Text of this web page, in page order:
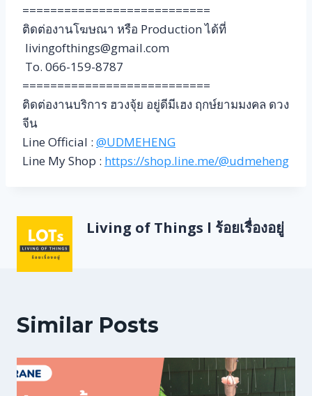
===========================
ติดต่องานโฆษณา หรือ Production ได้ที่
livingofthings@gmail.com
To. 066-159-8787
===========================
ติดต่องานบริการ ฮวงจุ้ย อยู่ดีมีเฮง ฤกษ์ยามมงคล ดวง
จีน
Line Official : @UDMEHENG
Line My Shop : https://shop.line.me/@udmeheng
Living of Things l ร้อยเรื่องอยู่
Similar Posts